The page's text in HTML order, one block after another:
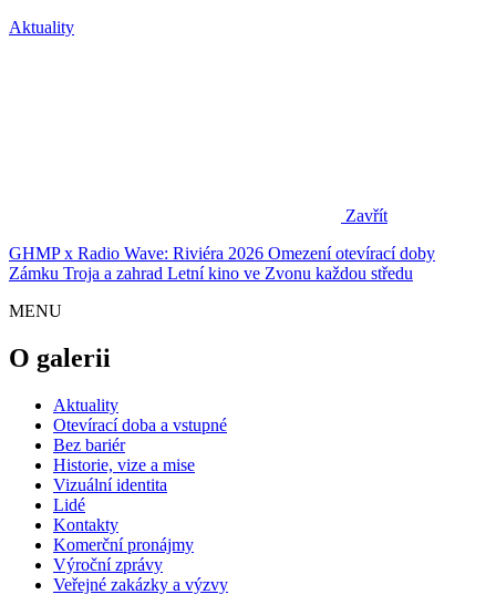
Aktuality
Zavřít
GHMP x Radio Wave: Riviéra 2026 Omezení otevírací doby
Zámku Troja a zahrad Letní kino ve Zvonu každou středu
MENU
O galerii
Aktuality
Otevírací doba a vstupné
Bez bariér
Historie, vize a mise
Vizuální identita
Lidé
Kontakty
Komerční pronájmy
Výroční zprávy
Veřejné zakázky a výzvy